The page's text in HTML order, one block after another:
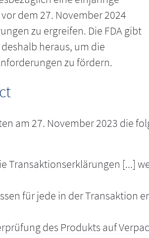
dem 27. November 2024
zu ergreifen. Die FDA gibt
heraus, um die
zu fördern.
am 27. November 2023 die
Transaktionserklärungen [...]
für jede in der
des Produkts auf